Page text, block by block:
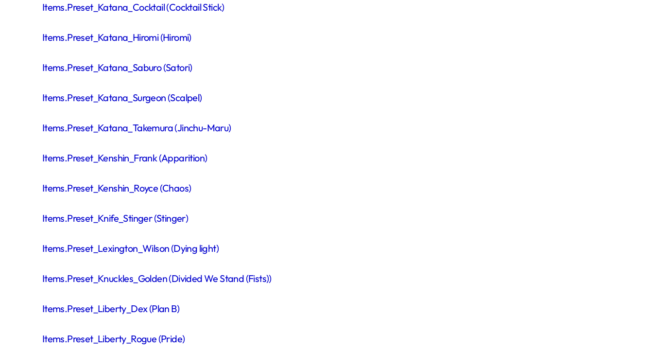
Items.Preset_Katana_Cocktail (Cocktail Stick)
Items.Preset_Katana_Hiromi (Hiromi)
Items.Preset_Katana_Saburo (Satori)
Items.Preset_Katana_Surgeon (Scalpel)
Items.Preset_Katana_Takemura (Jinchu-Maru)
Items.Preset_Kenshin_Frank (Apparition)
Items.Preset_Kenshin_Royce (Chaos)
Items.Preset_Knife_Stinger (Stinger)
Items.Preset_Lexington_Wilson (Dying light)
Items.Preset_Knuckles_Golden (Divided We Stand (Fists))
Items.Preset_Liberty_Dex (Plan B)
Items.Preset_Liberty_Rogue (Pride)